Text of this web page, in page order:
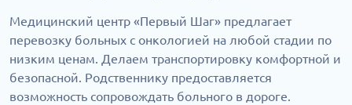
Медицинский центр «Первый Шаг» предлагает
перевозку больных с онкологией на любой стадии по
низким ценам. Делаем транспортировку комфортной и
безопасной. Родственнику предоставляется
возможность сопровождать больного в дороге.